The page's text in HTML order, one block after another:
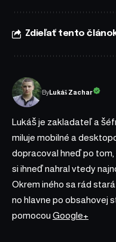
Zdieľať tento
ByLukáš Zachar
Lukáš je zakladateľ a
miluje mobilné a
dopracoval hneď po tom,
si ihneď nahral vtedy
Okrem iného sa rád
no hlavne po obsahovej
pomocou Google+